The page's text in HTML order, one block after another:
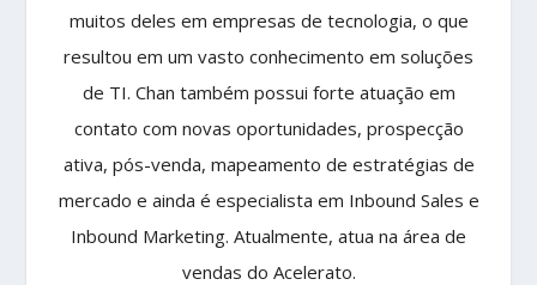
muitos deles em empresas de tecnologia, o que
resultou em um vasto conhecimento em soluções
de TI. Chan também possui forte atuação em
contato com novas oportunidades, prospecção
ativa, pós-venda, mapeamento de estratégias de
mercado e ainda é especialista em Inbound Sales e
Inbound Marketing. Atualmente, atua na área de
vendas do Acelerato.